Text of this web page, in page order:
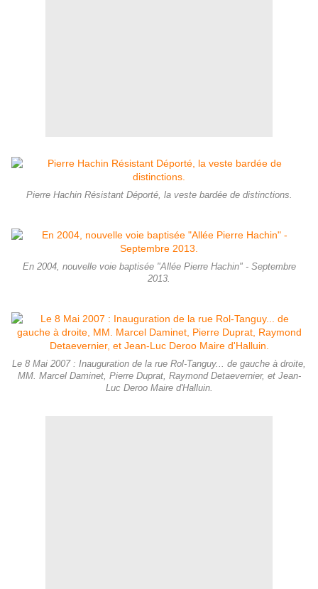
Pierre Hachin Résistant Déporté, la veste bardée de distinctions.
En 2004, nouvelle voie baptisée "Allée Pierre Hachin" - Septembre
2013.
Le 8 Mai 2007 : Inauguration de la rue Rol-Tanguy... de gauche à droite,
MM. Marcel Daminet, Pierre Duprat, Raymond Detaevernier, et Jean-
Luc Deroo Maire d'Halluin.